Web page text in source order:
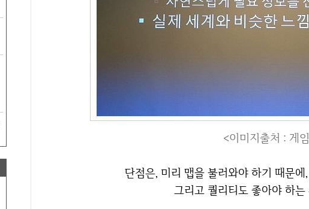
<이미지출처 : 게
단점은, 미리 맵을 불러와야 하기 때문
그리고 퀄리티도 좋아야 하